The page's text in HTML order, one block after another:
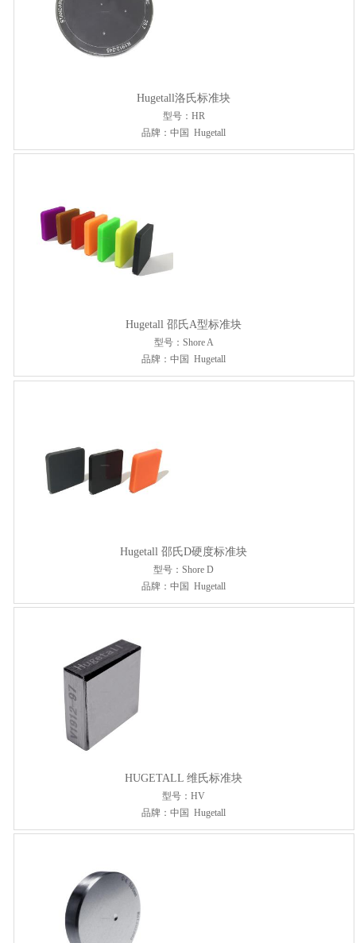
Hugetall洛氏标准块
型号：HR
品牌：中国 Hugetall
Hugetall 邵氏A型标准块
型号：Shore A
品牌：中国 Hugetall
Hugetall 邵氏D硬度标准块
型号：Shore D
品牌：中国 Hugetall
HUGETALL 维氏标准块
型号：HV
品牌：中国 Hugetall